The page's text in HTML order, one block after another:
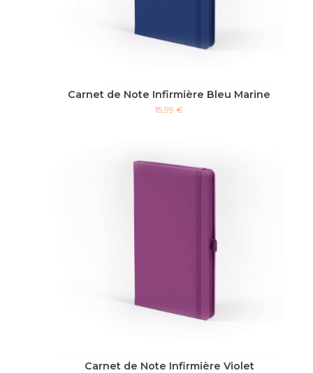
Carnet de Note Infirmière Bleu Marine
15,99 €
Carnet de Note Infirmière Violet